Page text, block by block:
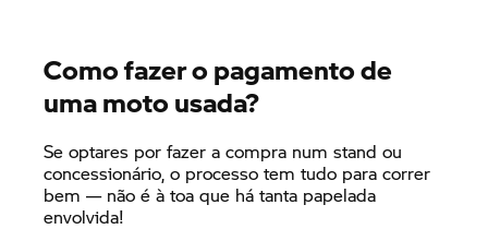
Como fazer o pagamento de
uma moto usada?
Se optares por fazer a compra num stand ou
concessionário, o processo tem tudo para correr
bem — não é à toa que há tanta papelada
envolvida!